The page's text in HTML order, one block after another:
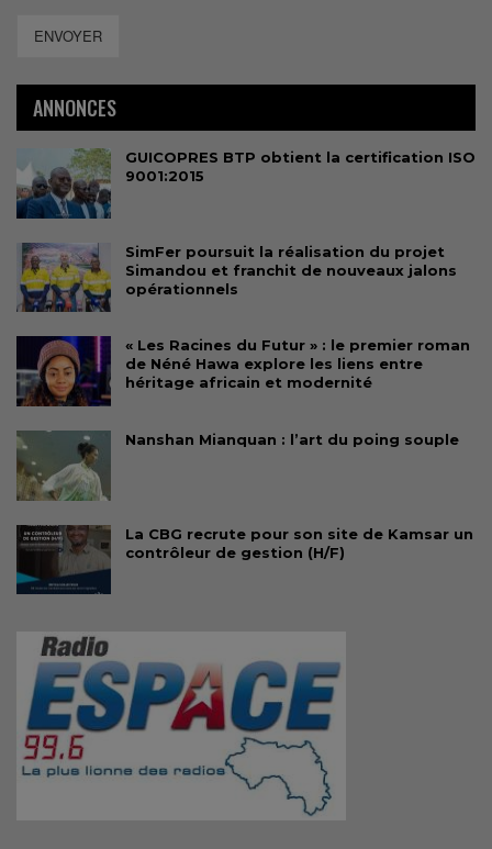
ENVOYER
ANNONCES
GUICOPRES BTP obtient la certification ISO
9001:2015
SimFer poursuit la réalisation du projet
Simandou et franchit de nouveaux jalons
opérationnels
« Les Racines du Futur » : le premier roman
de Néné Hawa explore les liens entre
héritage africain et modernité
Nanshan Mianquan : l’art du poing souple
La CBG recrute pour son site de Kamsar un
contrôleur de gestion (H/F)